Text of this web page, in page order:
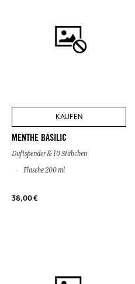
KAUFEN
MENTHE BASILIC
Duftspender & 10 Stäbchen
Flasche 200 ml
38,00 €